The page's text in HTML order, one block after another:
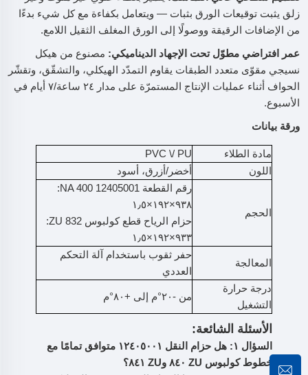
زلق يثبت توقيعات الورق بثبات — ويتعامل بكفاءة مع كل شيء بدءًا
من الإضافات الرقيقة ووصولًا إلى الورق المغلف الثقيل اللامع.
عمر افتراضي مطوّل تحت الإجهاد الديناميكي: مصنوع من هيكل
نسيجي مقوّى متعدد الطبقات يقاوم التمدّد الهيكلي، والتشقّق، وتقشّر
الحواف أثناء عمليات الإنتاج المستمرّة على مدار ٢٤ ساعة/٧ أيام في
الأسبوع.
ورقة بيانات
مادة الطلاء
PVC \/ PU
اللون
أخضر/أزرق، أسود
الحجم
رقم القطعة NA 400 12405001:
٩٣٨×١٩٢×١٫٥
حزام الرياح قطع كولبوس ZU 832:
٩٣٣×١٩٢×١٫٥
المعالجة
حفر ثقوب باستخدام آلة التحكم
العددي
درجة حرارة
التشغيل
من -٢٠°م إلى +٨٠°م
الأسئلة الشائعة:
السؤال ١: هل حزام النقل ١٢٤٠٥٠٠١ متوافق تمامًا مع
خطوط كولبوس ZU ٨٤٠ وZU ٨٤١؟